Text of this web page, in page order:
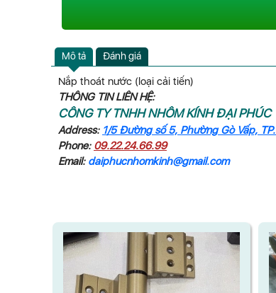
Mô tả Đánh giá
Nắp thoát nước (loại cải tiến)
THÔNG TIN LIÊN HỆ:
CÔNG TY TNHH NHÔM KÍNH ĐẠI PHÚC
Address: 1/5 Đường số 5, Phường Gò Vấp,
Phone: 09.22.24.66.99
Email: daiphucnhomkinh@gmail.com